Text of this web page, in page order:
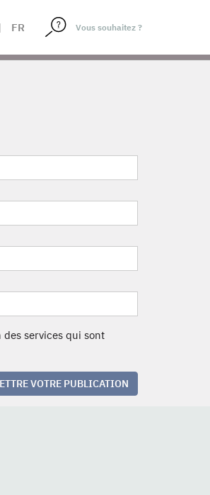
| FR
services qui sont
VOTRE PUBLICATION